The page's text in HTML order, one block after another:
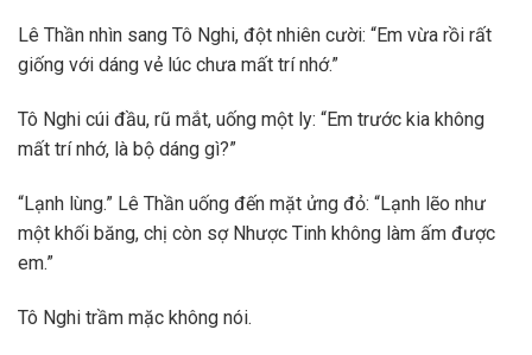
Lê Thần nhìn sang Tô Nghi, đột nhiên cười: “Em vừa rồi rất
giống với dáng vẻ lúc chưa mất trí nhớ.”
Tô Nghi cúi đầu, rũ mắt, uống một ly: “Em trước kia không
mất trí nhớ, là bộ dáng gì?”
“Lạnh lùng.” Lê Thần uống đến mặt ửng đỏ: “Lạnh lẽo như
một khối băng, chị còn sợ Nhược Tinh không làm ấm được
em.”
Tô Nghi trầm mặc không nói.